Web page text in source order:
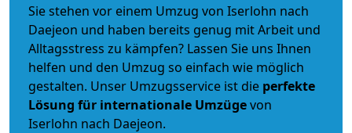
Sie stehen vor einem Umzug von Iserlohn nach
Daejeon und haben bereits genug mit Arbeit und
Alltagsstress zu kämpfen? Lassen Sie uns Ihnen
helfen und den Umzug so einfach wie möglich
gestalten. Unser Umzugsservice ist die perfekte
Lösung für internationale Umzügevon
Iserlohn nach Daejeon.